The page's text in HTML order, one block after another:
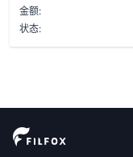
金额:
状态: